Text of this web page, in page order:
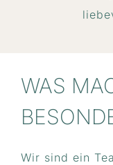
WAS
Wir sind ein